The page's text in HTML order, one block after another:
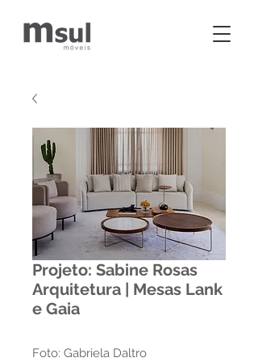
Projeto: Sabine Rosas
Arquitetura | Mesas Lank
e Gaia
Foto: Gabriela Daltro